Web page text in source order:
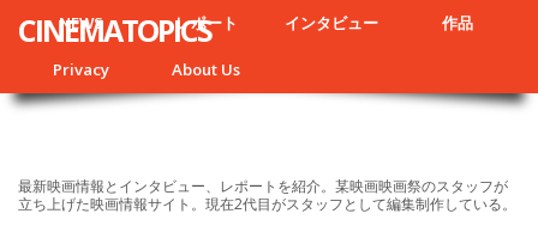
NEWS レポート インタビュー 作品
Privacy About Us
CINEMATOPICS
最新映画情報とインタビュー、レポートを紹介。某映画映画祭のスタッフが
立ち上げた映画情報サイト。現在2代目がスタッフとして編集制作している。